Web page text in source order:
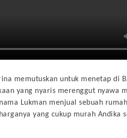
memutuskan untuk menetap di
yang nyaris merenggut nyawa
Lukman menjual sebuah
yang cukup murah Andika